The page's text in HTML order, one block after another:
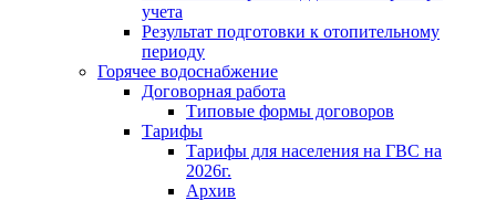
учета
Результат подготовки к отопительному
периоду
Горячее водоснабжение
Договорная работа
Типовые формы договоров
Тарифы
Тарифы для населения на ГВС на
2026г.
Архив